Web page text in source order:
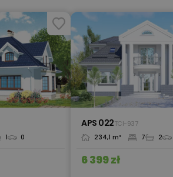
450,00 zł
450,00 zł
450,00 zł
1 0
APS 022TCI-937
234,1 m² 7 2
6 399 zł